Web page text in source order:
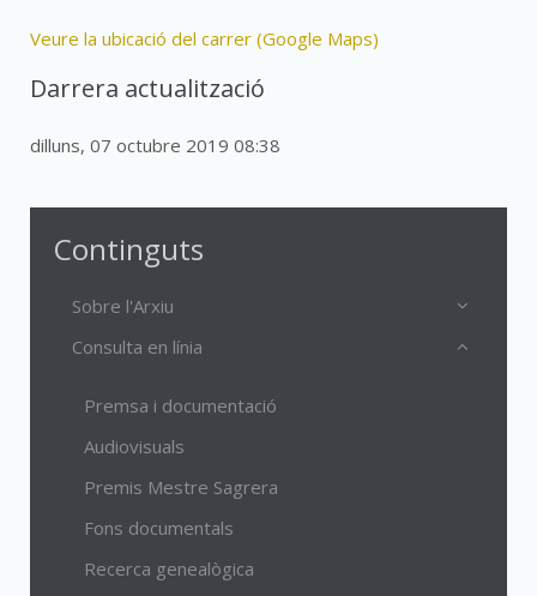
Veure la ubicació del carrer (Google Maps)
Darrera actualització
dilluns, 07 octubre 2019 08:38
Continguts
Sobre l'Arxiu
Consulta en línia
Premsa i documentació
Audiovisuals
Premis Mestre Sagrera
Fons documentals
Recerca genealògica